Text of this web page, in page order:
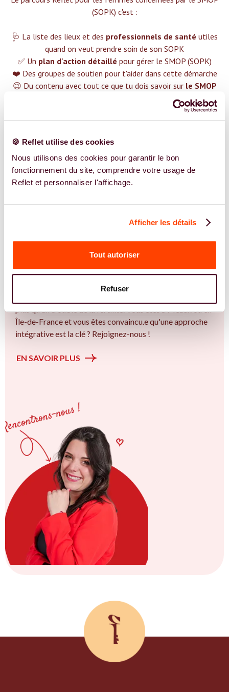
🍪 Reflet utilise des cookies
Nous utilisons des cookies pour garantir le bon
fonctionnement du site, comprendre votre usage de
Reflet et personnaliser l'affichage.
Afficher les détails
Tout autoriser
Refuser
(SOPK) c'est :‍
🩺 La liste des lieux et des professionnels de santé utiles
quand on veut prendre soin de son SOPK
✅ Un plan d'action détaillé pour gérer le SMOP (SOPK)
❤️ Des groupes de soutien pour t'aider dans cette démarche
😉 Du contenu avec tout ce que tu dois savoir sur le SMOP
TROUVER UN SPÉCIALISTE
Plus de 400 femmes déjà accompagnées !
Vous êtes Diététicienne expert.e.s en SMOP
Vous êtes Diététicienne spécialiste dans dans
l'accompagnement des femmes et des couples sur la
plus qu’un trouble de la fertilité. Vous êtes à Meaux ou en
Île-de-France et vous êtes convaincu.e qu'une approche
intégrative est la clé ? Rejoignez-nous !
EN SAVOIR PLUS